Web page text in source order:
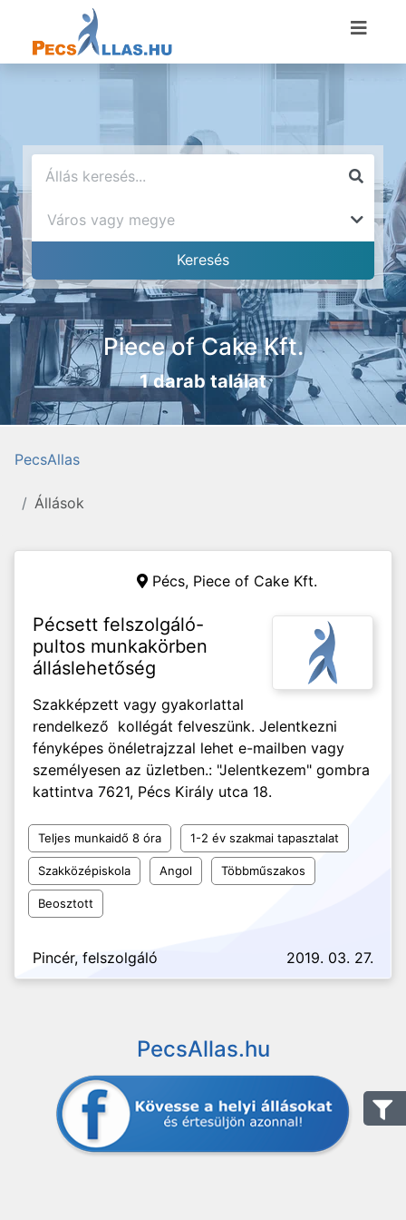
Piece of Cake Kft.
1 darab találat
PecsAllas
Állások
Pécs, Piece of Cake Kft.
Pécsett felszolgáló-
pultos munkakörben
álláslehetőség
Szakképzett vagy gyakorlattal
rendelkező kollégát felveszünk. Jelentkezni
fényképes önéletrajzzal lehet e-mailben vagy
személyesen az üzletben.: "Jelentkezem" gombra
kattintva 7621, Pécs Király utca 18.
Teljes munkaidő 8 óra 1-2 év szakmai tapasztalat
Szakközépiskola Angol Többműszakos
Beosztott
Pincér, felszolgáló 2019. 03. 27.
PecsAllas.hu